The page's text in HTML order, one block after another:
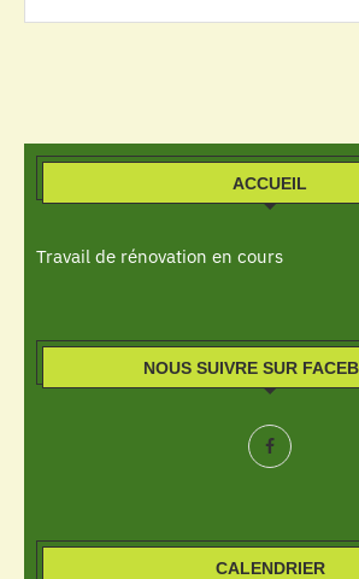
ACCUEIL
Travail de rénovation en cours
NOUS SUIVRE SUR
CALENDRIER